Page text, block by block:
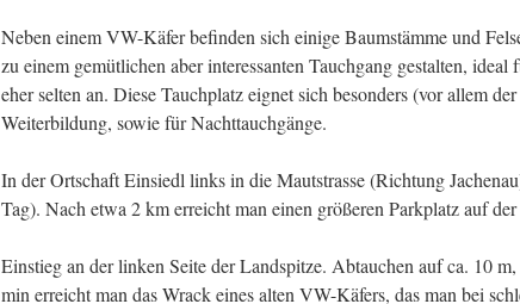
Neben einem VW-Käfer befinden sich einige Baumstämme und
zu einem gemütlichen aber interessanten Tauchgang gestalten,
eher selten an. Diese Tauchplatz eignet sich besonders (vor allem
Weiterbildung, sowie für Nachttauchgänge.
In der Ortschaft Einsiedl links in die Mautstrasse (Richtung
Tag). Nach etwa 2 km erreicht man einen größeren Parkplatz auf
Einstieg an der linken Seite der Landspitze. Abtauchen auf ca. 10
min erreicht man das Wrack eines alten VW-Käfers, das man bei